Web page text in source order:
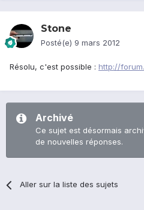
Stone
Posté(e) 9 mars 2012
Résolu, c'est possible : http://
Archivé
Ce sujet est désormais
de nouvelles réponses.
Aller sur la liste des sujets